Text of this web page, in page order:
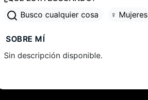
Busco cualquier cosa
♀ Mujeres
SOBRE MÍ
Sin descripción disponible.